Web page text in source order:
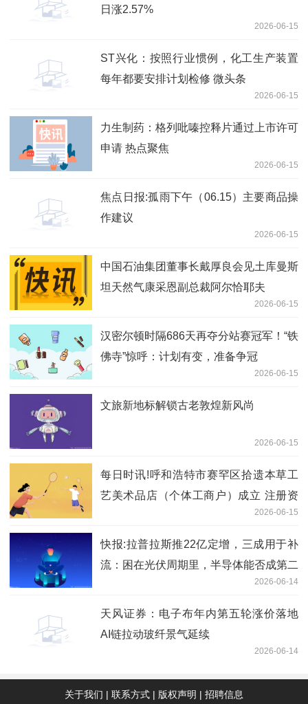
日涨2.57%
2026-06-15
ST兴化：按照行业惯例，化工生产装置
每年都要安排计划检修 微头条
2026-06-15
力生制药：格列吡嗪控释片通过上市许可
申请 热点聚焦
2026-06-15
焦点日报:孤雨下午（06.15）主要商品操
作建议
2026-06-15
中国石油集团董事长戴厚良会见土库曼斯
坦天然气康采恩副总裁阿尔恰耶夫
2026-06-15
汉密尔顿时隔686天再夺分站赛冠军！“铁
佛寺”惊呼：计划有变，准备争冠
2026-06-15
文旅新地标解锁古老敦煌新风尚
2026-06-15
每日时讯!呼和浩特市赛罕区拾遗本草工
艺美术品店（个体工商户）成立 注册资
2026-06-15
快报:拉普拉斯推22亿定增，三成用于补
流：困在光伏周期里，半导体能否成第二
2026-06-14
天风证券：电子布年内第五轮涨价落地
AI链拉动玻纤景气延续
2026-06-14
关于我们 | 联系方式 | 版权声明 | 招聘信息